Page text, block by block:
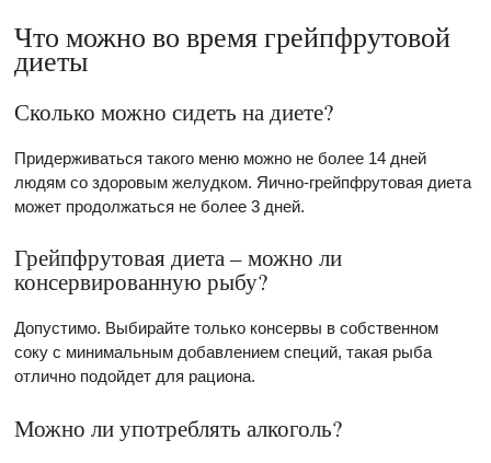
Что можно во время грейпфрутовой
диеты
Сколько можно сидеть на диете?
Придерживаться такого меню можно не более 14 дней
людям со здоровым желудком. Яично-грейпфрутовая диета
может продолжаться не более 3 дней.
Грейпфрутовая диета – можно ли
консервированную рыбу?
Допустимо. Выбирайте только консервы в собственном
соку с минимальным добавлением специй, такая рыба
отлично подойдет для рациона.
Можно ли употреблять алкоголь?